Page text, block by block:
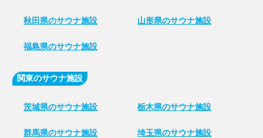
秋田県のサウナ施設 山形県のサウナ施設
福島県のサウナ施設
関東のサウナ施設
茨城県のサウナ施設 栃木県のサウナ施設
群馬県のサウナ施設 埼玉県のサウナ施設